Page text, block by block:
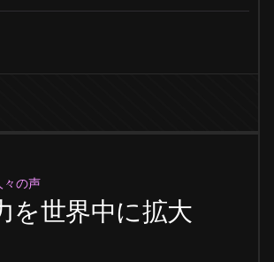
々の声
を世界中に拡大